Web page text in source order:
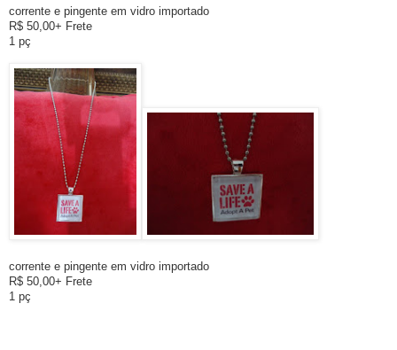
corrente e pingente em vidro importado
R$ 50,00+ Frete
1 pç
corrente e pingente em vidro importado
R$ 50,00+ Frete
1 pç